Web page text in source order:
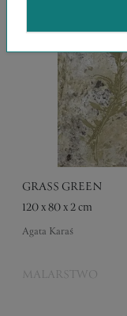
GRASS GREEN
120 x 80 x 2 cm
Agata Karaś
MALARSTWO